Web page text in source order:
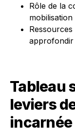
Rôle de la
mobilisation
approfondir
Tableau
leviers
incarnée